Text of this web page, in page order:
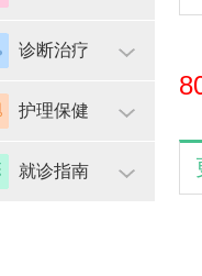
诊断治疗
护理保健
就诊指南